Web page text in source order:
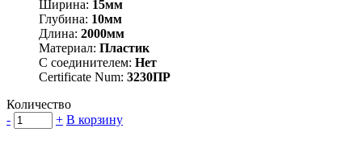
Ширина: 15мм
Глубина: 10мм
Длина: 2000мм
Материал: Пластик
С соединителем: Нет
Certificate Num: 3230ПР
Количество
-
+ В корзину